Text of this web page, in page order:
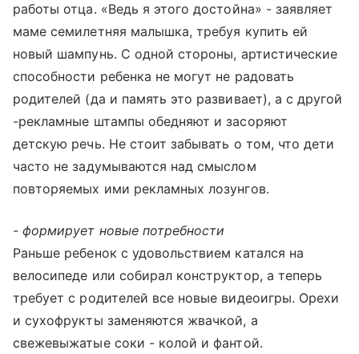
работы отца. «Ведь я этого достойна» - заявляет
маме семилетняя малышка, требуя купить ей
новый шампунь. С одной стороны, артистические
способности ребенка не могут не радовать
родителей (да и память это развивает), а с другой
-рекламные штампы обедняют и засоряют
детскую речь. Не стоит забывать о том, что дети
часто не задумываются над смыслом
повторяемых ими рекламных лозунгов.
- формирует новые потребности
Раньше ребенок с удовольствием катался на
велосипеде или собирал конструктор, а теперь
требует с родителей все новые видеоигры. Орехи
и сухофрукты заменяются жвачкой, а
свежевыжатые соки - колой и фантой.